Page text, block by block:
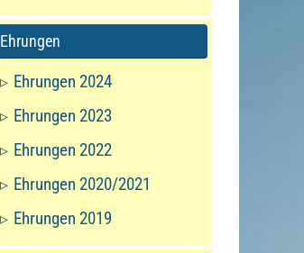
Ehrungen
Ehrungen 2024
Ehrungen 2023
Ehrungen 2022
Ehrungen 2020/2021
Ehrungen 2019